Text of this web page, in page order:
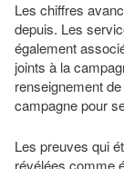
Les chiffres
depuis. Les
également
joints à la
renseignement
campagne pour
Les preuves qui